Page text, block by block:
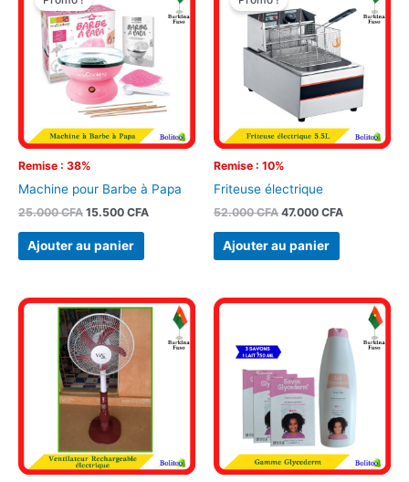
Remise : 38%
Machine pour Barbe à Papa
25.000CFA
initial
était :
25.000 CFA.
15.500 CFA
actuel
est :
15.500 CFA.
Ajouter au panier
Remise : 10%
Friteuse électrique
52.000CFA
initial
était :
52.000 CFA.
47.000 CFA
actuel
est :
Ajouter au panier